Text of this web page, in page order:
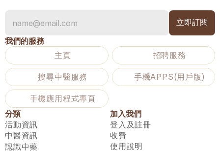
我們的服務
主頁
招聘服務
搜尋中醫服務 手機APPS(用戶版)
手機應用程式專頁
分類
活動資訊
中醫資訊
認識中藥
加入我們
登入及註冊
收費
使用說明